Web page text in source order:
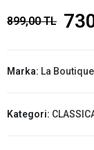
899,00 TL
Marka: La Boutique
Kategori: